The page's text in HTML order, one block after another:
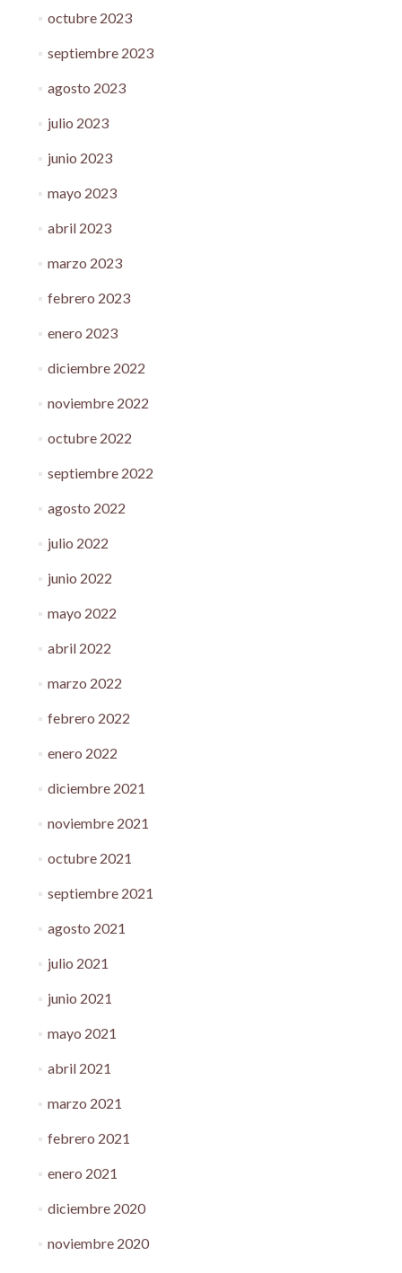
octubre 2023
septiembre 2023
agosto 2023
julio 2023
junio 2023
mayo 2023
abril 2023
marzo 2023
febrero 2023
enero 2023
diciembre 2022
noviembre 2022
octubre 2022
septiembre 2022
agosto 2022
julio 2022
junio 2022
mayo 2022
abril 2022
marzo 2022
febrero 2022
enero 2022
diciembre 2021
noviembre 2021
octubre 2021
septiembre 2021
agosto 2021
julio 2021
junio 2021
mayo 2021
abril 2021
marzo 2021
febrero 2021
enero 2021
diciembre 2020
noviembre 2020